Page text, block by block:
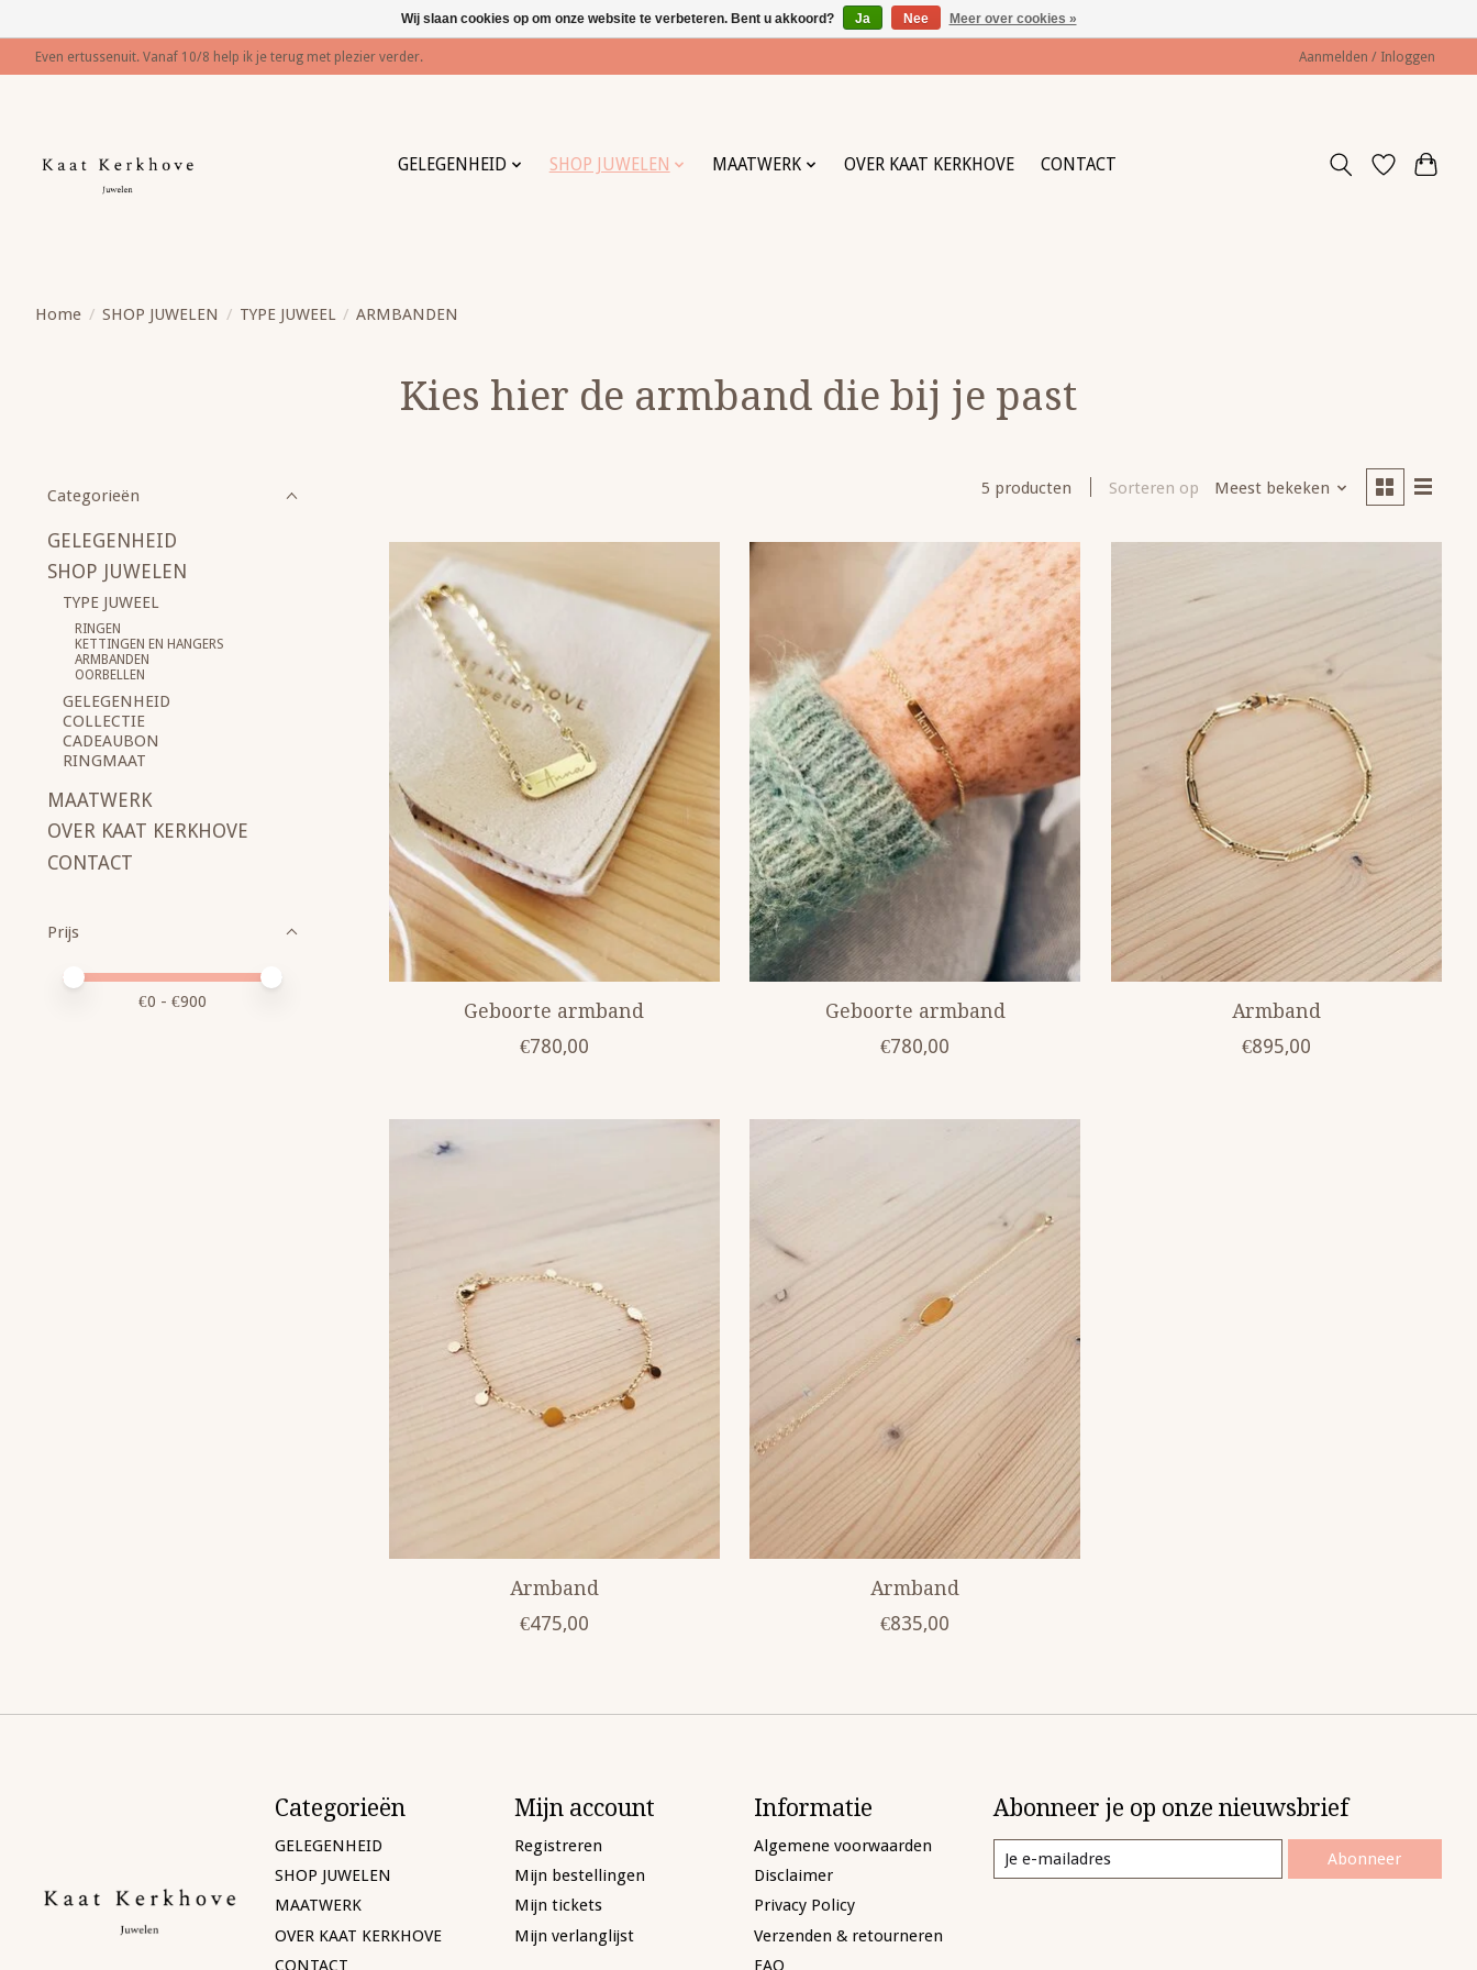
Even ertussenuit. Vanaf 10/8 help ik je terug met plezier verder. Aanmelden / Inloggen
GELEGENHEID SHOP JUWELEN MAATWERK OVER KAAT KERKHOVE CONTACT
Home / SHOP JUWELEN / TYPE JUWEEL / ARMBANDEN
Kies hier de armband die bij je past
Categorieën
GELEGENHEID
SHOP JUWELEN
TYPE JUWEEL
RINGEN
KETTINGEN EN HANGERS
ARMBANDEN
OORBELLEN
GELEGENHEID
COLLECTIE
CADEAUBON
RINGMAAT
MAATWERK
OVER KAAT KERKHOVE
CONTACT
Prijs
Minimale prijswaarde
Price maximum value
€0 - €900
5 producten Sorteren op Meest bekeken
Geboorte armband
€780,00
Geboorte armband
€780,00
Armband
€895,00
Armband
€475,00
Armband
€835,00
Categorieën
GELEGENHEID
SHOP JUWELEN
MAATWERK
OVER KAAT KERKHOVE
CONTACT
Mijn account
Registreren
Mijn bestellingen
Mijn tickets
Mijn verlanglijst
Informatie
Algemene voorwaarden
Disclaimer
Privacy Policy
Verzenden & retourneren
FAQ
Abonneer je op onze nieuwsbrief
Abonneer
Wij slaan cookies op om onze website te verbeteren. Bent u akkoord? Ja Nee Meer over cookies »